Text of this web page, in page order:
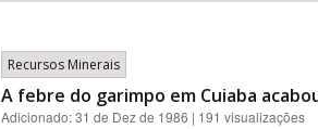
Recursos Minerais
A febre do garimpo em Cuiaba
Adicionado:31 de Dez de 1986 | 191 visualizações